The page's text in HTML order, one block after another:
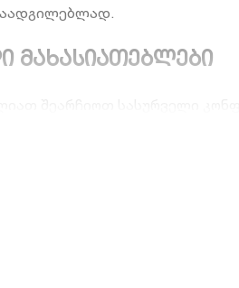
მახასიათებლები
უჟანგავი